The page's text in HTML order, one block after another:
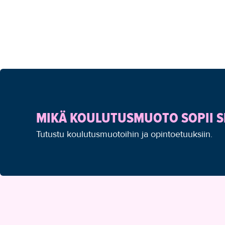
MIKÄ KOULUTUSMUOTO SOPII
Tutustu koulutusmuotoihin ja opintoetuuksiin.